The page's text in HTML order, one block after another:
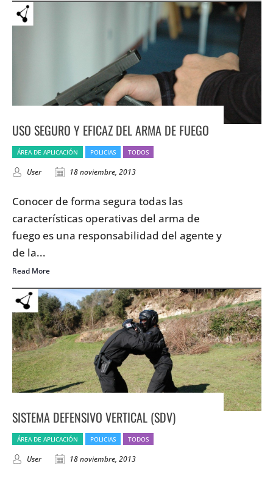
USO SEGURO Y EFICAZ DEL ARMA DE FUEGO
ÁREA DE APLICACIÓN POLICIAS TODOS
User 18 noviembre, 2013
Conocer de forma segura todas las
características operativas del arma de
fuego es una responsabilidad del agente y
de la...
Read More
SISTEMA DEFENSIVO VERTICAL (SDV)
ÁREA DE APLICACIÓN POLICIAS TODOS
User 18 noviembre, 2013